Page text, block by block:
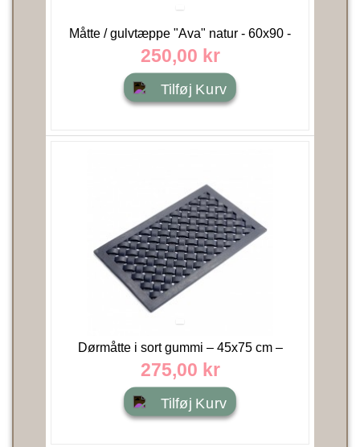
Måtte / gulvtæppe "Ava" natur - 60x90 -
Nordal
250,00 kr
Tilføj Kurv
Dørmåtte i sort gummi – 45x75 cm –
Nordal
275,00 kr
Tilføj Kurv